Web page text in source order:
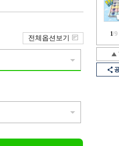
1/9
전체옵션보기